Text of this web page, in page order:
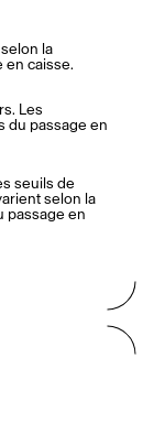
En/Fr
la
en caisse.
Les
du passage en
seuils de
selon la
passage en